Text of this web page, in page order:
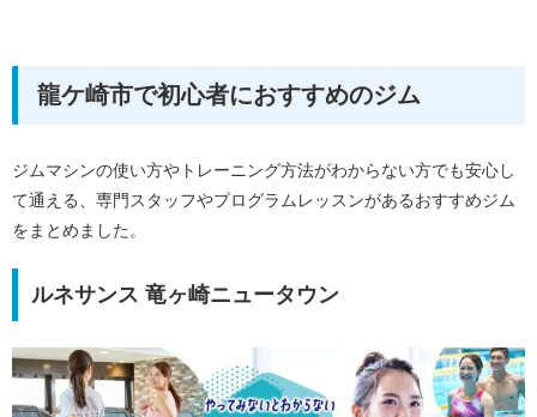
龍ケ崎市で初心者におすすめのジム
ジムマシンの使い方やトレーニング方法がわからない方でも安心し
て通える、専門スタッフやプログラムレッスンがあるおすすめジム
をまとめました。
ルネサンス 竜ヶ崎ニュータウン